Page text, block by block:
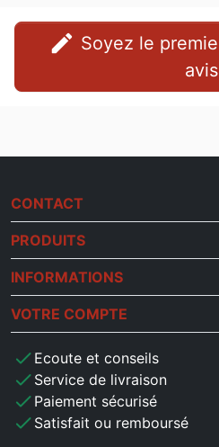
edit
avis
CONTACT
PRODUITS
INFORMATIONS
VOTRE COMPTE
check Ecoute et conseils
check Service de livraison
check Paiement sécurisé
check Satisfait ou remboursé